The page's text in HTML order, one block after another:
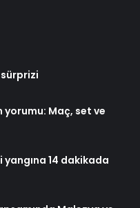
sürprizi
Maç, set ve
yangına 14 dakikada